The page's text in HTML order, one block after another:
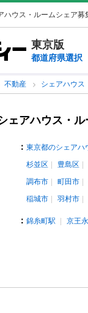
ハウス・ルームシェア
東京版
都道府県選択
不動産 シェアハウス
ェアハウス・
： 東京都のシェアハ
杉並区
豊島区
調布市
町田市
稲城市
羽村市
： 錦糸町駅 京王